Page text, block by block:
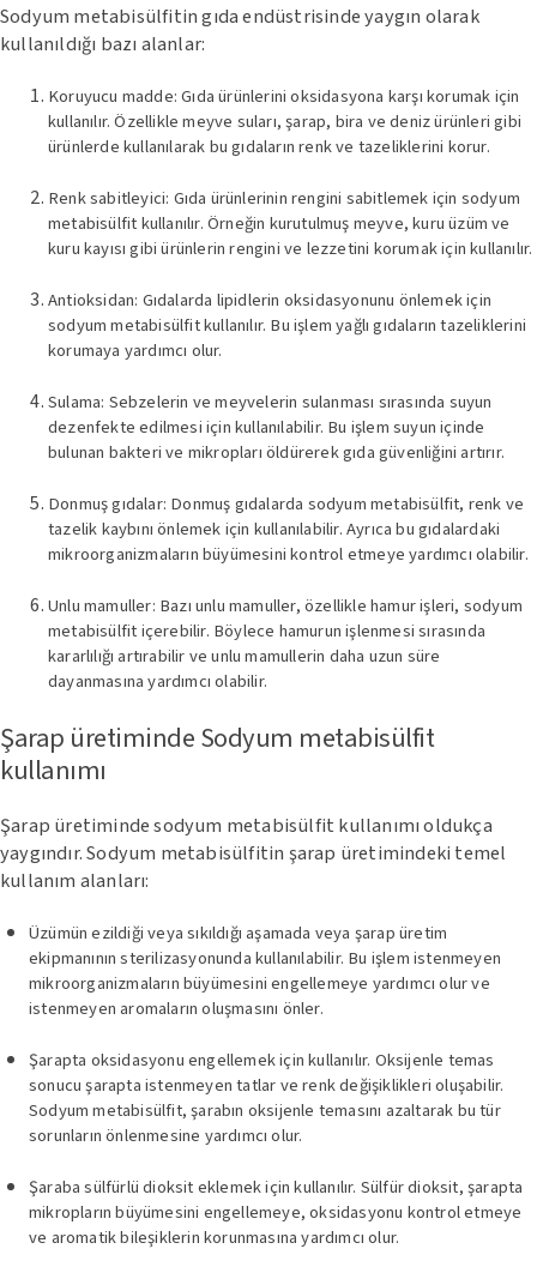
Sodyum metabisülfitin gıda endüstrisinde yaygın olarak
kullanıldığı bazı alanlar:
Koruyucu madde: Gıda ürünlerini oksidasyona karşı korumak için
kullanılır. Özellikle meyve suları, şarap, bira ve deniz ürünleri gibi
ürünlerde kullanılarak bu gıdaların renk ve tazeliklerini korur.
Renk sabitleyici: Gıda ürünlerinin rengini sabitlemek için sodyum
metabisülfit kullanılır. Örneğin kurutulmuş meyve, kuru üzüm ve
kuru kayısı gibi ürünlerin rengini ve lezzetini korumak için kullanılır.
Antioksidan: Gıdalarda lipidlerin oksidasyonunu önlemek için
sodyum metabisülfit kullanılır. Bu işlem yağlı gıdaların tazeliklerini
korumaya yardımcı olur.
Sulama: Sebzelerin ve meyvelerin sulanması sırasında suyun
dezenfekte edilmesi için kullanılabilir. Bu işlem suyun içinde
bulunan bakteri ve mikropları öldürerek gıda güvenliğini artırır.
Donmuş gıdalar: Donmuş gıdalarda sodyum metabisülfit, renk ve
tazelik kaybını önlemek için kullanılabilir. Ayrıca bu gıdalardaki
mikroorganizmaların büyümesini kontrol etmeye yardımcı olabilir.
Unlu mamuller: Bazı unlu mamuller, özellikle hamur işleri, sodyum
metabisülfit içerebilir. Böylece hamurun işlenmesi sırasında
kararlılığı artırabilir ve unlu mamullerin daha uzun süre
dayanmasına yardımcı olabilir.
Şarap üretiminde Sodyum metabisülfit
kullanımı
Şarap üretiminde sodyum metabisülfit kullanımı oldukça
yaygındır. Sodyum metabisülfitin şarap üretimindeki temel
kullanım alanları:
Üzümün ezildiği veya sıkıldığı aşamada veya şarap üretim
ekipmanının sterilizasyonunda kullanılabilir. Bu işlem istenmeyen
mikroorganizmaların büyümesini engellemeye yardımcı olur ve
istenmeyen aromaların oluşmasını önler.
Şarapta oksidasyonu engellemek için kullanılır. Oksijenle temas
sonucu şarapta istenmeyen tatlar ve renk değişiklikleri oluşabilir.
Sodyum metabisülfit, şarabın oksijenle temasını azaltarak bu tür
sorunların önlenmesine yardımcı olur.
Şaraba sülfürlü dioksit eklemek için kullanılır. Sülfür dioksit, şarapta
mikropların büyümesini engellemeye, oksidasyonu kontrol etmeye
ve aromatik bileşiklerin korunmasına yardımcı olur.